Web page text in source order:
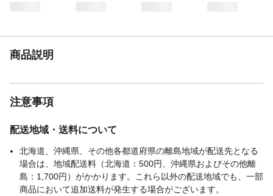
商品説明
注意事項
配送地域・送料について
北海道、沖縄県、その他各都道府県の離島地域が配送先となる
場合は、地域配送料（北海道：500円、沖縄県およびその他離
島：1,700円）がかかります。これら以外の配送地域でも、一部
商品において追加送料が発生する場合がございます。